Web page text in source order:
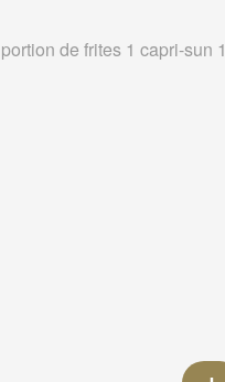
de frites 1 capri-sun 1